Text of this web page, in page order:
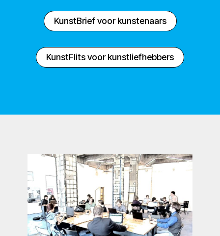
KunstBrief voor kunstenaars
KunstFlits voor kunstliefhebbers